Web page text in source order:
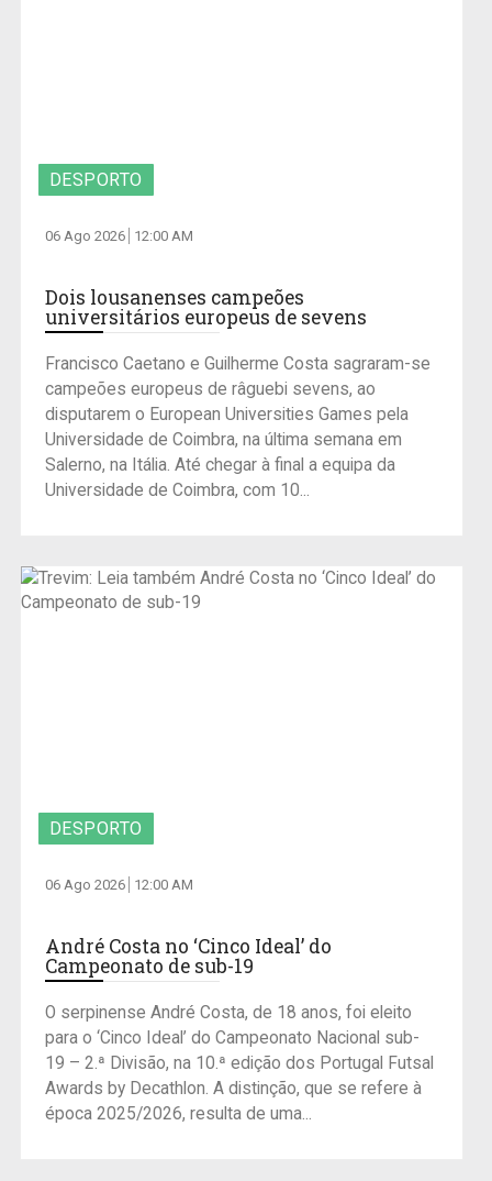
DESPORTO
06 Ago 2026 12:00 AM
Dois lousanenses campeões
universitários europeus de sevens
Francisco Caetano e Guilherme Costa sagraram-se
campeões europeus de râguebi sevens, ao
disputarem o European Universities Games pela
Universidade de Coimbra, na última semana em
Salerno, na Itália. Até chegar à final a equipa da
Universidade de Coimbra, com 10...
DESPORTO
06 Ago 2026 12:00 AM
André Costa no ‘Cinco Ideal’ do
Campeonato de sub-19
O serpinense André Costa, de 18 anos, foi eleito
para o ‘Cinco Ideal’ do Campeonato Nacional sub-
19 – 2.ª Divisão, na 10.ª edição dos Portugal Futsal
Awards by Decathlon. A distinção, que se refere à
época 2025/2026, resulta de uma...